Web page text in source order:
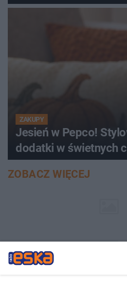
ZAKUPY
Jesień w Pepco!
dodatki w świetnych
ZOBACZ WIĘCEJ